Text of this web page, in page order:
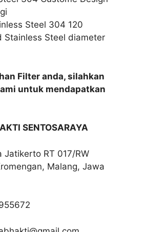
Steel 304 120
Stainless Steel diameter
Filter anda, silahkan
untuk mendapatkan
SENTOSARAYA
Jatikerto RT 017/RW
Malang, Jawa